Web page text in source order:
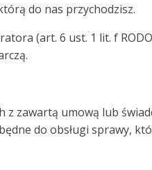
do nas przychodzisz.
(art. 6 ust. 1 lit. f
z zawartą umową lub
do obsługi sprawy,